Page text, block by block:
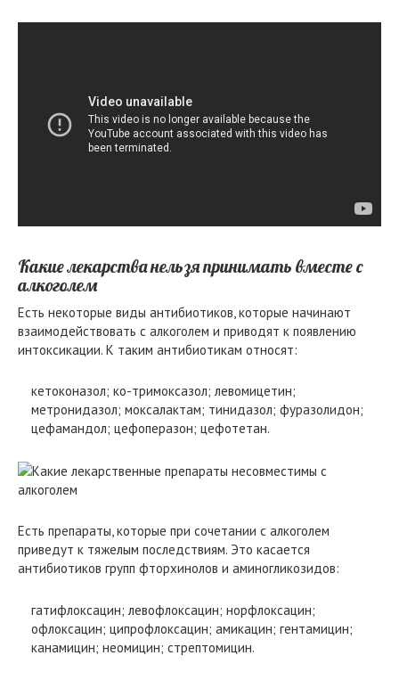
Какие лекарства нельзя принимать вместе с
алкоголем
Есть некоторые виды антибиотиков, которые начинают
взаимодействовать с алкоголем и приводят к появлению
интоксикации. К таким антибиотикам относят:
кетоконазол; ко-тримоксазол; левомицетин;
метронидазол; моксалактам; тинидазол; фуразолидон;
цефамандол; цефоперазон; цефотетан.
Есть препараты, которые при сочетании с алкоголем
приведут к тяжелым последствиям. Это касается
антибиотиков групп фторхинолов и аминогликозидов:
гатифлоксацин; левофлоксацин; норфлоксацин;
офлоксацин; ципрофлоксацин; амикацин; гентамицин;
канамицин; неомицин; стрептомицин.